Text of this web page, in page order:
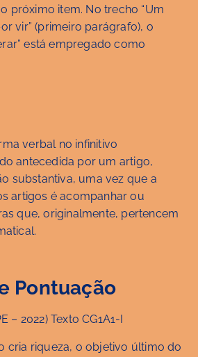
próximo item. No trecho “Um
vir” (primeiro parágrafo), o
está empregado como
verbal no infinitivo
antecedida por um artigo,
substantiva, uma vez que a
artigos é acompanhar ou
que, originalmente, pertencem
Pontuação
– 2022) Texto CG1A1-I
cria riqueza, o objetivo último do